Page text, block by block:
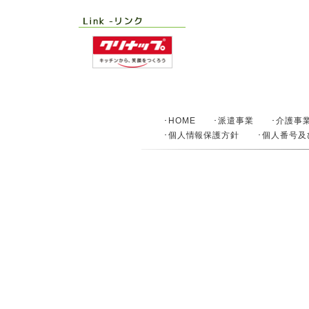
･HOME ･派遣事業
･介護事
･個人情報保護方針
･個人番号